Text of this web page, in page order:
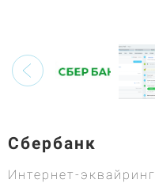
Сбербанк
Интернет-эквайринг